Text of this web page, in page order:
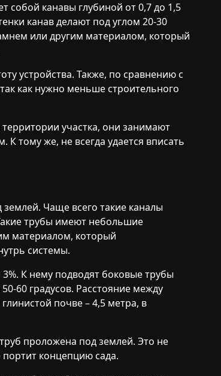
собой канавы глубиной от 0,7 до 1,5
канав делают под углом 20-30
или другим материалом, который
устройства. Также, по сравнению с
как нужно меньше строительного
участка, они занимают
тому же, не всегда удается вписать
Чаще всего такие каналы
трубы имеют небольшие
материалом, который
системы.
К нему подводят боковые трубы
60 градусов. Расстояние между
почве – 4,5 метра, в
проложена под землей. Это не
портит концепцию сада.